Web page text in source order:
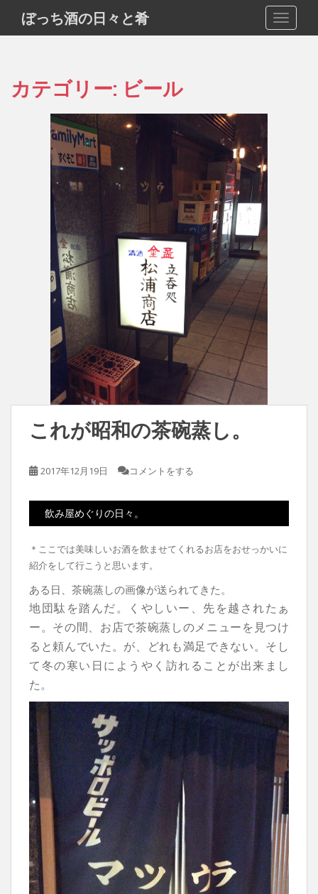
i
ぼっち酒の日々と肴
カテゴリー: ビール
これが昭和の茶碗蒸し。
2017年12月19日 コメントをする
飲み屋めぐりの日々。
＊ここでは美味しいお酒を飲ませてくれるお店をおせっかいに
紹介をして行こうと思います。
ある日、茶碗蒸しの画像が送られてきた。
地団駄を踏んだ。
くやしいー、先を越されたぁ
ー。 その間、お店で茶碗蒸しのメニューを見つけ
ると頼んでいた。 が、どれも満足できない。 そし
て冬の寒い日にようやく訪れることが出来まし
た。